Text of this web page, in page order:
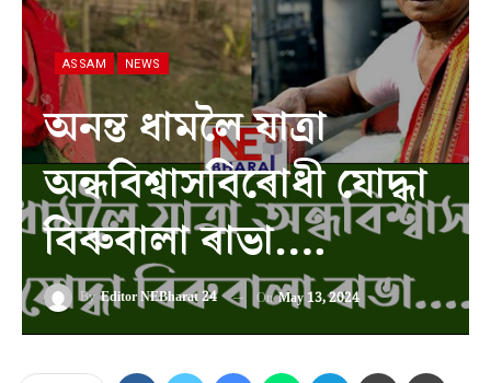
ASSAM NEWS
অনন্ত ধামলৈ যাত্ৰা
অন্ধবিশ্বাসবিৰোধী যোদ্ধা
বিৰুবালা ৰাভা….
By Editor NEBharat 24 OnMay 13, 2024